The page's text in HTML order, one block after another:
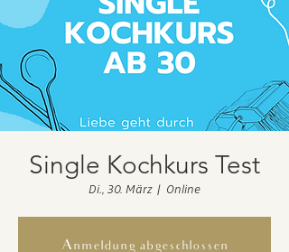
Single Kochkurs Test
Di., 30. März
  |
Online
Anmeldung abgeschlossen